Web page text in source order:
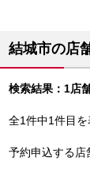
結城市の店
検索結果：1店
全1件中1件目
予約申込する店